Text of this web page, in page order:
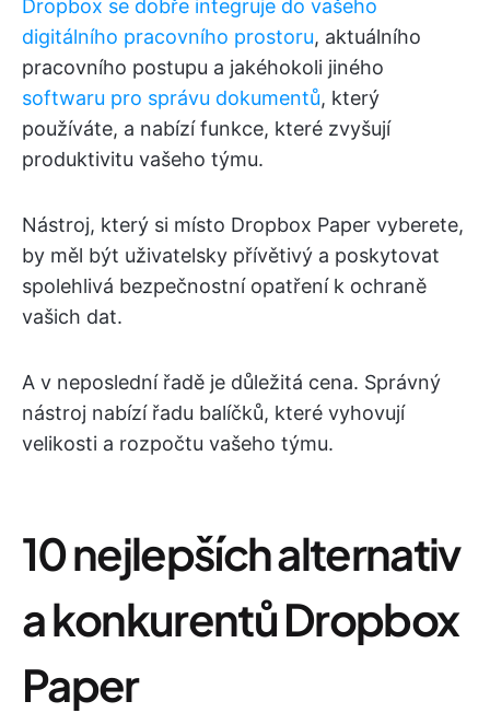
Dropbox se dobře integruje do vašeho
digitálního pracovního prostoru, aktuálního
pracovního postupu a jakéhokoli jiného
softwaru pro správu dokumentů, který
používáte, a nabízí funkce, které zvyšují
produktivitu vašeho týmu.
Nástroj, který si místo Dropbox Paper vyberete,
by měl být uživatelsky přívětivý a poskytovat
spolehlivá bezpečnostní opatření k ochraně
vašich dat.
A v neposlední řadě je důležitá cena. Správný
nástroj nabízí řadu balíčků, které vyhovují
velikosti a rozpočtu vašeho týmu.
10 nejlepších alternativ
a konkurentů Dropbox
Paper